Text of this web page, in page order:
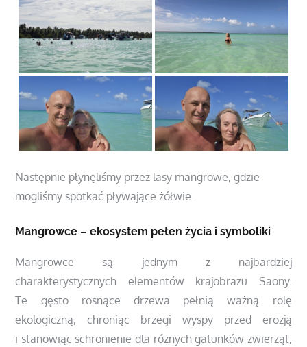
Następnie płynęliśmy przez lasy mangrowe, gdzie
mogliśmy spotkać pływające żółwie.
Mangrowce – ekosystem pełen życia i symboliki
Mangrowce są jednym z najbardziej
charakterystycznych elementów krajobrazu Saony.
Te gęsto rosnące drzewa pełnią ważną rolę
ekologiczną, chroniąc brzegi wyspy przed erozją
i stanowiąc schronienie dla różnych gatunków zwierząt,